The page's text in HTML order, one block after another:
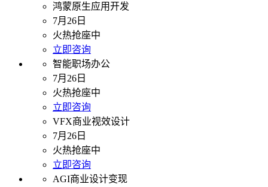
鸿蒙原生应用开发
7月26日
火热抢座中
立即咨询
智能职场办公
7月26日
火热抢座中
立即咨询
VFX商业视效设计
7月26日
火热抢座中
立即咨询
AGI商业设计变现